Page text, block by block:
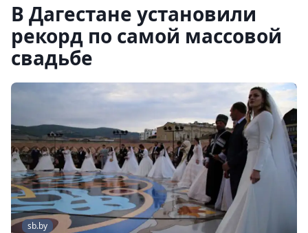
В Дагестане установили
рекорд по самой массовой
свадьбе
sb.by